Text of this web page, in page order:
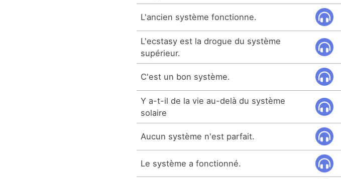
L'ancien système fonctionne.
L'ecstasy est la drogue du système
supérieur.
C'est un bon système.
Y a-t-il de la vie au-delà du système
solaire
Aucun système n'est parfait.
Le système a fonctionné.